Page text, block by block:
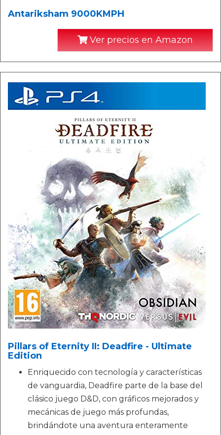
Antariksham 9000KMPH
Ver precios en Amazon
Pillars of Eternity II: Deadfire - Ultimate
Edition
Enriquecido con tecnología y características
de vanguardia, Deadfire parte de la base del
clásico juego D&D, con gráficos mejorados y
mecánicas de juego más profundas,
brindándote una aventura enteramente